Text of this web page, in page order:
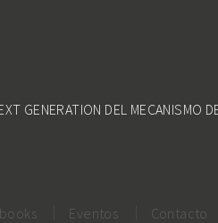
GENERATION DEL MECANISMO
Eventos Contacto